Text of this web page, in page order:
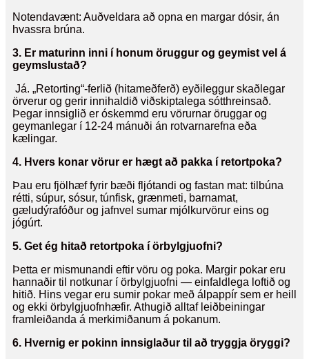
Notendavænt: Auðveldara að opna en margar dósir, án
hvassra brúna.
3. Er maturinn inni í honum öruggur og geymist vel á
geymslustað?
Já. „Retorting“-ferlið (hitameðferð) eyðileggur skaðlegar
örverur og gerir innihaldið viðskiptalega sótthreinsað.
Þegar innsiglið er óskemmd eru vörurnar öruggar og
geymanlegar í 12-24 mánuði án rotvarnarefna eða
kælingar.
4. Hvers konar vörur er hægt að pakka í retortpoka?
Þau eru fjölhæf fyrir bæði fljótandi og fastan mat: tilbúna
rétti, súpur, sósur, túnfisk, grænmeti, barnamat,
gæludýrafóður og jafnvel sumar mjólkurvörur eins og
jógúrt.
5. Get ég hitað retortpoka í örbylgjuofni?
Þetta er mismunandi eftir vöru og poka. Margir pokar eru
hannaðir til notkunar í örbylgjuofni — einfaldlega loftið og
hitið. Hins vegar eru sumir pokar með álpappír sem er heill
og ekki örbylgjuofnhæfir. Athugið alltaf leiðbeiningar
framleiðanda á merkimiðanum á pokanum.
6. Hvernig er pokinn innsiglaður til að tryggja öryggi?